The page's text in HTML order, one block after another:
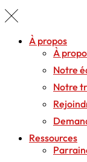
À propos
À
Notre
Notre
Ressources